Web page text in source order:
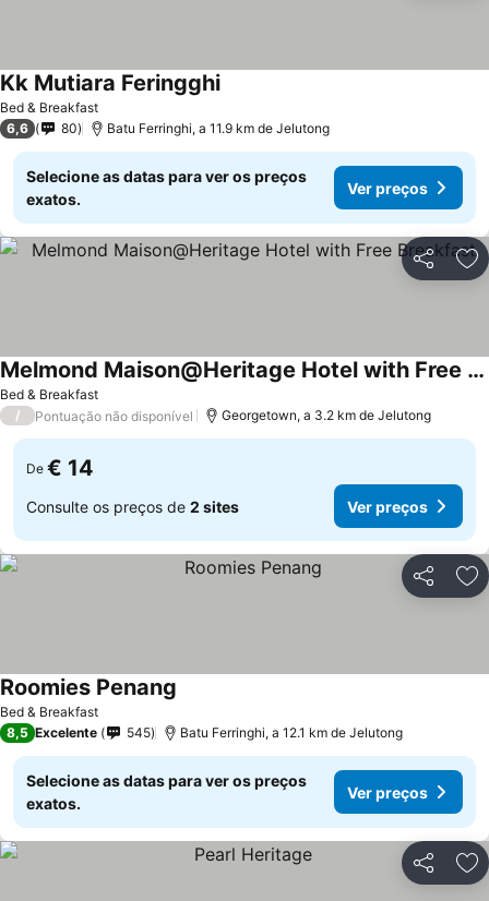
Bed & Breakfast
Kk Mutiara FeringghiVer preços
6,6 80 Batu Ferringhi, a 11.9 km de Jelutong
Selecione as datas para ver os preços
exatos.
Ver preços
Partilhar
Bed & Breakfast
Melmond Maison@Heritage Hotel with Free Breakfast
Ver preços
/ Pontuação não disponível Georgetown, a 3.2 km de Jelutong
De € 14
Consulte os preços de 2 sites Ver preços
Partilhar
Bed & Breakfast
Roomies Penang
8,5 Excelente 545 Batu Ferringhi, a 12.1 km de Jelutong
Selecione as datas para ver os preços
exatos.
Ver preços
Partilhar